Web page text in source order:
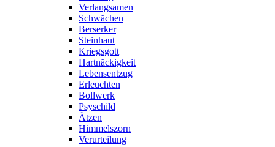
Verlangsamen
Schwächen
Berserker
Steinhaut
Kriegsgott
Hartnäckigkeit
Lebensentzug
Erleuchten
Bollwerk
Psyschild
Ätzen
Himmelszorn
Verurteilung